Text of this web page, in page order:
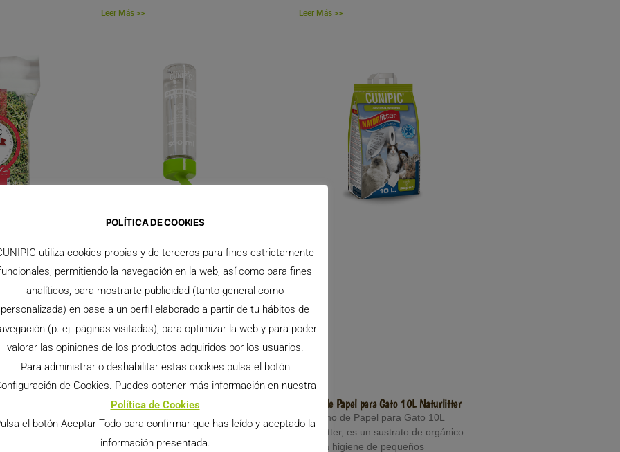
Leer Más >> Leer Más >>
de Canadá
Bebedero Colgante Cunipic 500 ml
El Bebedero de Cunipic es la solución
ideal para mantener a tus mascotas
hidratadas de manera eficiente. Con
Lecho de Papel para Gato 10L Naturlitter
El Lecho de Papel para Gato 10L
Naturlitter, es un sustrato de orgánico
para la higiene de pequeños
POLÍTICA DE COOKIES
utiliza cookies propias y de terceros para fines estrictamente
permitiendo la navegación en la web, así como para fines
analíticos, para mostrarte publicidad (tanto general como
personalizada) en base a un perfil elaborado a partir de tu hábitos de
(p. ej. páginas visitadas), para optimizar la web y para poder
valorar las opiniones de los productos adquiridos por los usuarios.
Para administrar o deshabilitar estas cookies pulsa el botón
de Cookies. Puedes obtener más información en nuestra
Política de Cookies
el botón Aceptar Todo para confirmar que has leído y aceptado la
información presentada.